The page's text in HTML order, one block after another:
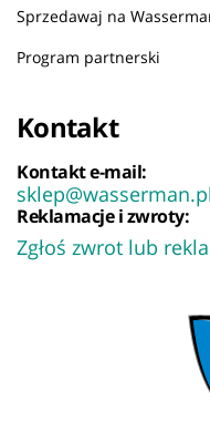
Sprzedawaj na
Program partnerski
Kontakt
Kontakt e-mail:
sklep@wasserman.pl
Reklamacje i zwroty:
Zgłoś zwrot lub